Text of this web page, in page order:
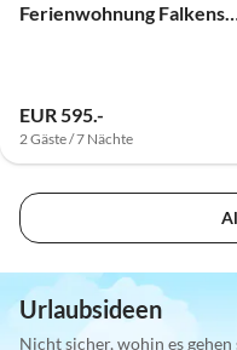
Ferienwohnung
EUR 595.-
2 Gäste / 7 Nächte
Urlaubsideen
Nicht sicher, wohin es gehen